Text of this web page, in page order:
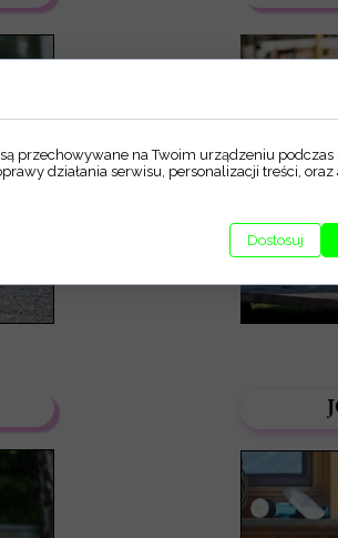
przechowywane na Twoim urządzeniu
działania serwisu, personalizacji treści,
Dostosuj